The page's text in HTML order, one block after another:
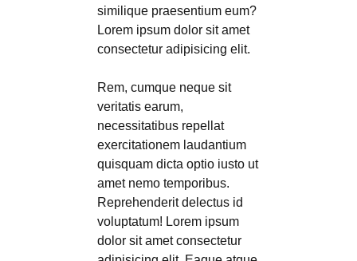
similique praesentium eum?
Lorem ipsum dolor sit amet
consectetur adipisicing elit.
Rem, cumque neque sit
veritatis earum,
necessitatibus repellat
exercitationem laudantium
quisquam dicta optio iusto ut
amet nemo temporibus.
Reprehenderit delectus id
voluptatum! Lorem ipsum
dolor sit amet consectetur